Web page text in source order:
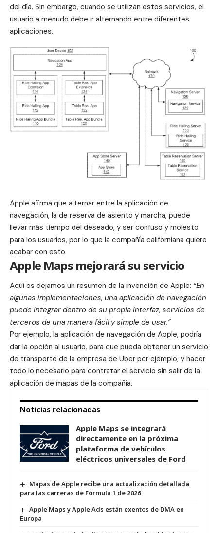
del día. Sin embargo, cuando se utilizan estos servicios, el
usuario a menudo debe ir alternando entre diferentes
aplicaciones.
Apple afirma que alternar entre la aplicación de
navegación, la de reserva de asiento y marcha, puede
llevar más tiempo del deseado, y ser confuso y molesto
para los usuarios, por lo que la compañía californiana quiere
acabar con esto.
Apple Maps mejorará su servicio
Aquí os dejamos un resumen de la invención de Apple: “En
algunas implementaciones, una aplicación de navegación
puede integrar dentro de su propia interfaz, servicios de
terceros de una manera fácil y simple de usar.”
Por ejemplo, la aplicación de navegación de Apple, podría
dar la opción al usuario, para que pueda obtener un servicio
de transporte de la empresa de Uber por ejemplo, y hacer
todo lo necesario para contratar el servicio sin salir de la
aplicación de mapas de la compañía.
Noticias relacionadas
Apple Maps se integrará
directamente en la próxima
plataforma de vehículos
eléctricos universales de Ford
Mapas de Apple recibe una actualización detallada
para las carreras de Fórmula 1 de 2026
Apple Maps y Apple Ads están exentos de DMA en
Europa